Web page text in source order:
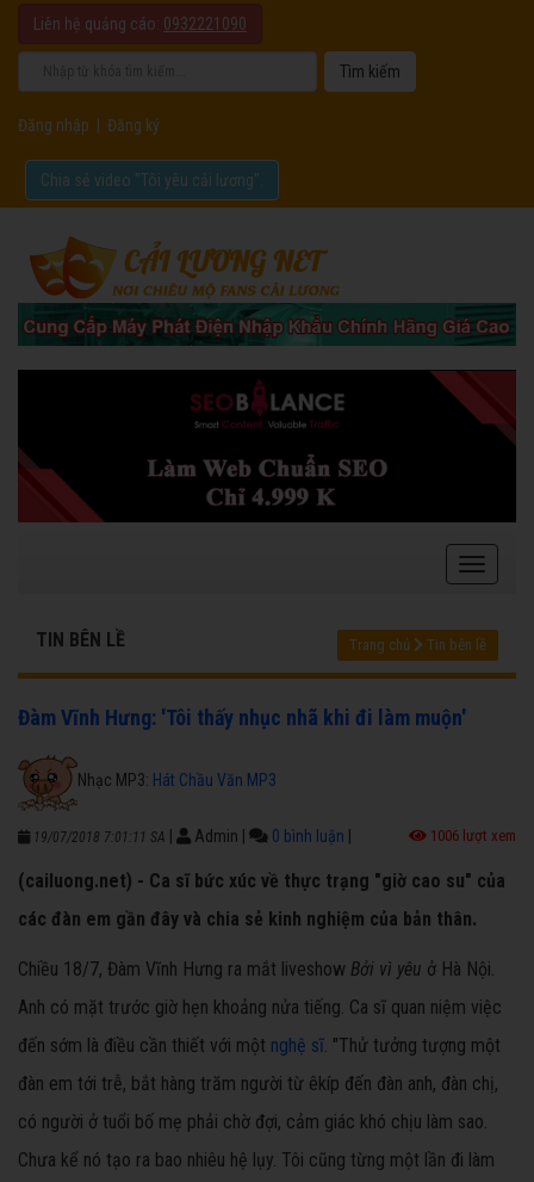
Liên hệ quảng cáo: 0932221090
Đăng nhập Đăng ký
Chia sẻ video "Tôi yêu cải lương".
TIN BÊN LỀ Trang chủ Tin bên lề
Đàm Vĩnh Hưng: 'Tôi thấy nhục nhã khi đi làm muộn'
Nhạc MP3: Hát Chầu Văn MP3
19/07/2018 7:01:11 SA Admin 0 bình luận 1006 lượt xem
(cailuong.net) - Ca sĩ bức xúc về thực trạng "giờ cao su" của
các đàn em gần đây và chia sẻ kinh nghiệm của bản thân.
Chiều 18/7, Đàm Vĩnh Hưng ra mắt liveshow Bởi vì yêu ở Hà Nội.
Anh có mặt trước giờ hẹn khoảng nửa tiếng. Ca sĩ quan niệm việc
đến sớm là điều cần thiết với một nghệ sĩ. "Thử tưởng tượng một
đàn em tới trễ, bắt hàng trăm người từ êkíp đến đàn anh, đàn chị,
có người ở tuổi bố mẹ phải chờ đợi, cảm giác khó chịu làm sao.
Chưa kể nó tạo ra bao nhiêu hệ lụy. Tôi cũng từng một lần đi làm